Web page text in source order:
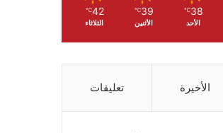
38
℃
الأحد
39
℃
الأثنين
42
℃
الثلاثاء
الأخيرة تعليقات